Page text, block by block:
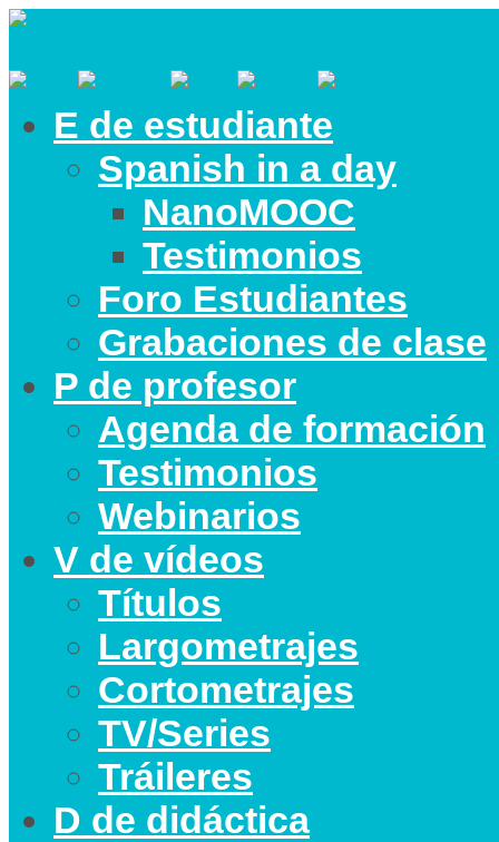
E de estudiante
Spanish in a day
NanoMOOC
Testimonios
Foro Estudiantes
Grabaciones de clase
P de profesor
Agenda de formación
Testimonios
Webinarios
V de vídeos
Títulos
Largometrajes
Cortometrajes
TV/Series
Tráileres
D de didáctica